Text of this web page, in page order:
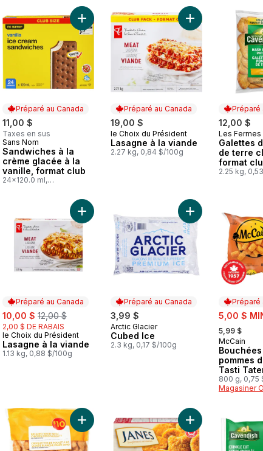
juteux au panier
Lanières de poulet au panier
Préparé au Canada
11,00 $
Taxes en sus
Préparé au Canada
Sans Nom
Sandwiches à la
crème glacée à la
vanille, format club
24x120.0 ml,
Ajouter Sandwiches à la crème glacée à la
Préparé au Canada
19,00 $
Préparé au Canada
le Choix du Président
Lasagne à la viande
2.27 kg, 0,84 $/100g
Ajouter Lasagne à
Préparé
12,00 $
Préparé
Les Fermes
Galettes
de terre
format
2.25 kg,
Burgers de bœuf au panier
Préparé au Canada
sale:
10,00 $ , formerly:
12,00 $
2,00 $ DE RABAIS
Préparé au Canada
le Choix du Président
Lasagne à la viande
1.13 kg, 0,88 $/100g
Ajouter Lasagne à la viande au panier
Préparé au Canada
3,99 $
Préparé au Canada
Arctic Glacier
Cubed Ice
2.3 kg, 0,17 $/100g
Ajouter Cubed
Préparé
sale:
5,00 $
, formerly:
5,99 $
Préparé
McCain
pommes
Tasti
800 g, 0,75
Magasiner
Burgers de surlonge de bœuf au panier
Ajouter Croquettes de poulet à la viande
Ajouter Pépites